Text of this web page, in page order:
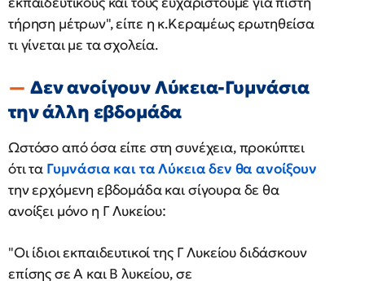
τήρηση μέτρων", είπε η κ.Κεραμέως ερωτηθείσα
τι γίνεται με τα σχολεία.
Δεν ανοίγουν Λύκεια-Γυμνάσια
την άλλη εβδομάδα
Ωστόσο από όσα είπε στη συνέχεια, προκύπτει
ότι τα Γυμνάσια και τα Λύκεια δεν θα ανοίξουν
την ερχόμενη εβδομάδα και σίγουρα δε θα
ανοίξει μόνο η Γ Λυκείου:
"Οι ίδιοι εκπαιδευτικοί της Γ Λυκείου διδάσκουν
επίσης σε Α και Β λυκείου, σε